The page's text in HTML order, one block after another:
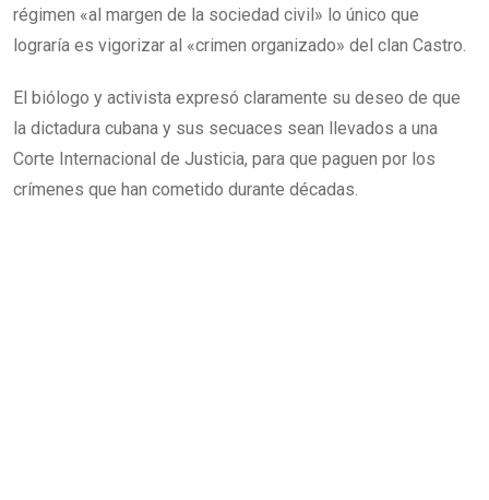
régimen «al margen de la sociedad civil» lo único que
lograría es vigorizar al «crimen organizado» del clan Castro.
El biólogo y activista expresó claramente su deseo de que
la dictadura cubana y sus secuaces sean llevados a una
Corte Internacional de Justicia, para que paguen por los
crímenes que han cometido durante décadas.